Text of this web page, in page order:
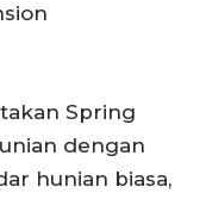
Spring
dengan
hunian biasa,